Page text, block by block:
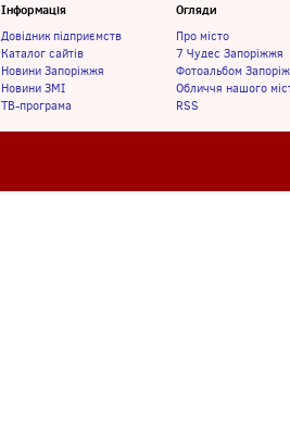
Інформація
Довідник підприємств
Каталог сайтів
Новини Запоріжжя
Новини ЗМІ
ТВ-програма
Огляди
Про місто
7 Чудес Запоріжжя
Фотоальбом
Обличчя нашого
RSS